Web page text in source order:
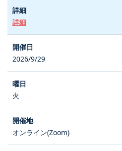
詳細
2026/9/29
火
オンライン(Zoom)